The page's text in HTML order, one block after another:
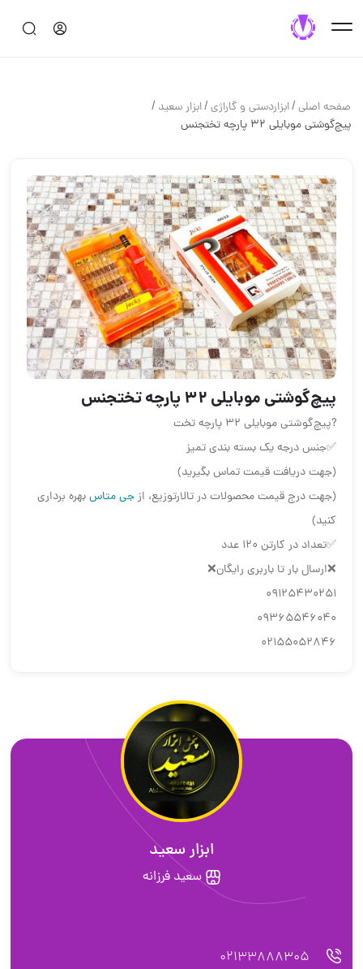
صفحه اصلی/ابزاردستی و گاراژی/ابزار سعید /
پیچ‌گوشتی موبایلی ۳۲ پارچه تختجنس
پیچ‌گوشتی موبایلی ۳۲ پارچه تختجنس
?پیچ‌گوشتی موبایلی ۳۲ پارچه تخت
✅جنس درجه یک بسته بندی تمیز
(جهت دریافت قیمت تماس بگیرید)
(جهت درج قیمت محصولات در تالارتوزیع، ازجی متاسبهره برداری
کنید)
✅تعداد در کارتن ۱۲۰ عدد
❌ارسال بار تا باربری رایگان❌
09125430251
09365546040
02155052846
ابزار سعید
سعید فرزانه
02133888305